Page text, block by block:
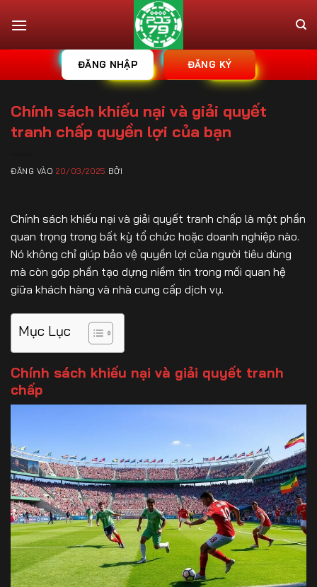
qua
ĐĂNG NHẬP ĐĂNG KÝ
Chính sách khiếu nại và giải quyết
tranh chấp quyền lợi của bạn
ĐĂNG VÀO20/03/2025 BỞI
Chính sách khiếu nại và giải quyết tranh chấp là một phần
quan trọng trong bất kỳ tổ chức hoặc doanh nghiệp nào.
Nó không chỉ giúp bảo vệ quyền lợi của người tiêu dùng
mà còn góp phần tạo dựng niềm tin trong mối quan hệ
giữa khách hàng và nhà cung cấp dịch vụ.
Mục Lục
Chính sách khiếu nại và giải quyết tranh
chấp